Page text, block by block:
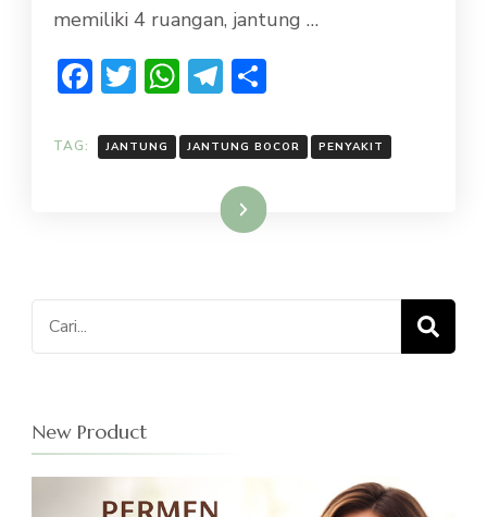
memiliki 4 ruangan, jantung …
Facebook
Twitter
WhatsApp
Telegram
TAG: JANTUNG JANTUNG BOCOR PENYAKIT
Baca Selengkapnya
Cari
untuk:
New Product